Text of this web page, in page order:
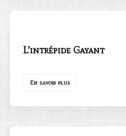
L’intrépide Gayant
En savoir plus